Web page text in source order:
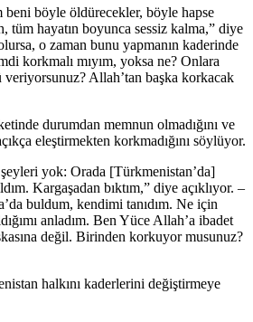
beni böyle öldürecekler, böyle hapse
tüm hayatın boyunca sessiz kalma,” diye
o zaman bunu yapmanın kaderinde
korkmalı mıyım, yoksa ne? Onlara
Allah’tan başka korkacak
durumdan memnun olmadığını ve
eleştirmekten korkmadığını söylüyor.
yok: Orada [Türkmenistan’da]
Kargaşadan bıktım,” diye açıklıyor. –
buldum, kendimi tanıdım. Ne için
anladım. Ben Yüce Allah’a ibadet
değil. Birinden korkuyor musunuz?
halkını kaderlerini değiştirmeye